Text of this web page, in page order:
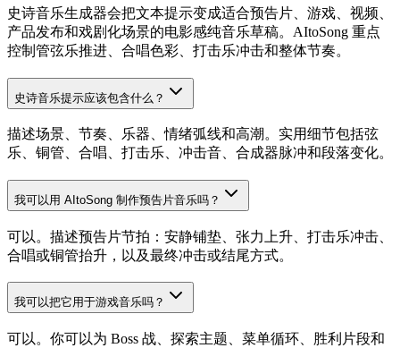
史诗音乐生成器会把文本提示变成适合预告片、游戏、视频、
产品发布和戏剧化场景的电影感纯音乐草稿。AItoSong 重点
控制管弦乐推进、合唱色彩、打击乐冲击和整体节奏。
史诗音乐提示应该包含什么？
描述场景、节奏、乐器、情绪弧线和高潮。实用细节包括弦
乐、铜管、合唱、打击乐、冲击音、合成器脉冲和段落变化。
我可以用 AItoSong 制作预告片音乐吗？
可以。描述预告片节拍：安静铺垫、张力上升、打击乐冲击、
合唱或铜管抬升，以及最终冲击或结尾方式。
我可以把它用于游戏音乐吗？
可以。你可以为 Boss 战、探索主题、菜单循环、胜利片段和